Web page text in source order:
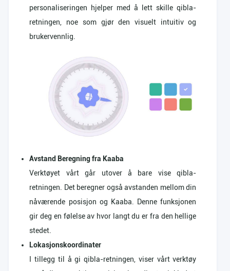
personaliseringen hjelper med å lett skille qibla-
retningen, noe som gjør den visuelt intuitiv og
brukervennlig.
Avstand Beregning fra Kaaba
Verktøyet vårt går utover å bare vise qibla-
retningen. Det beregner også avstanden mellom din
nåværende posisjon og Kaaba. Denne funksjonen
gir deg en følelse av hvor langt du er fra den hellige
stedet.
Lokasjonskoordinater
I tillegg til å gi qibla-retningen, viser vårt verktøy